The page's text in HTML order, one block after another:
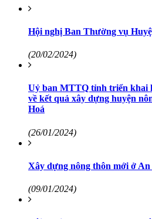
Hội nghị Ban Thường vụ
(20/02/2024)
Uỷ ban MTTQ tỉnh triển khai
về kết quả xây dựng huyện
Hoá
(26/01/2024)
Xây dựng nông thôn mới ở
(09/01/2024)